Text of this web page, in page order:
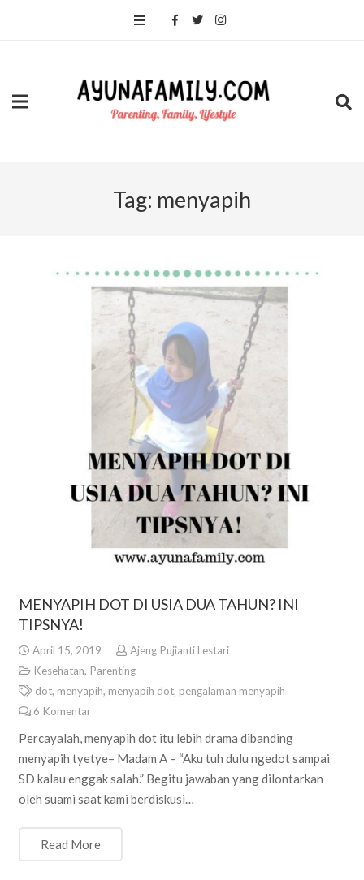
Tag: menyapih
MENYAPIH DOT DI USIA DUA TAHUN? INI
TIPSNYA!
April 15, 2019
Ajeng Pujianti Lestari
Kesehatan, Parenting
dot, menyapih, menyapih dot, pengalaman menyapih
6 Komentar
Percayalah, menyapih dot itu lebih drama dibanding
menyapih tyetye– Madam A – “Aku tuh dulu ngedot sampai
SD kalau enggak salah.” Begitu jawaban yang dilontarkan
oleh suami saat kami berdiskusi…
Read More